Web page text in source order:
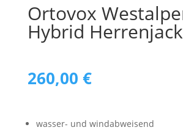
Ortovox
Hybrid
260,00 €
wasser- und windabweisend